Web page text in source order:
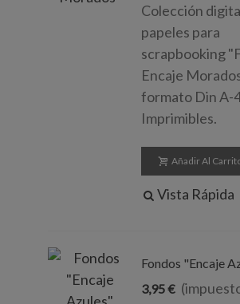
Colección
papeles para
scrapbooking
Encaje
formato Din A-
Imprimibles.
Añadir Al
Vista Rápida
Fondos "Encaje
3,95 €